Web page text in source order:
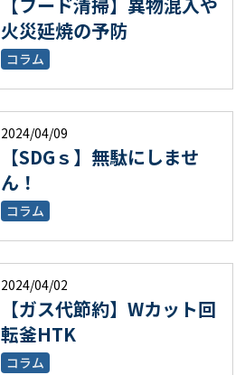
火災延焼の予防
コラム
2024/04/09
【SDGｓ】無駄にしませ
ん！
コラム
2024/04/02
【ガス代節約】Wカット回
転釜HTK
コラム